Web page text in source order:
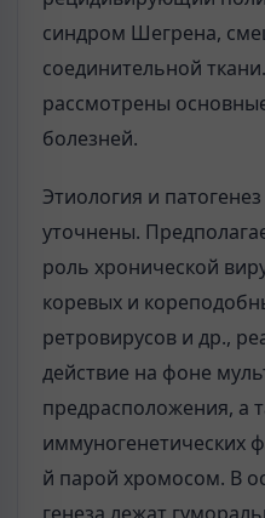
синдром Шегрена,
соединительной
рассмотрены
болезней.
Этиология и
уточнены.
роль хронической
коревых и
ретровирусов и др.,
действие на фоне
предрасположения, а
иммуногенетических
й парой хромосом. В